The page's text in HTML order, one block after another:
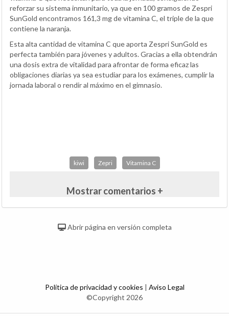
reforzar su sistema inmunitario, ya que en 100 gramos de Zespri
SunGold encontramos 161,3 mg de vitamina C, el triple de la que
contiene la naranja.
Esta alta cantidad de vitamina C que aporta Zespri SunGold es
perfecta también para jóvenes y adultos. Gracias a ella obtendrán
una dosis extra de vitalidad para afrontar de forma eficaz las
obligaciones diarias ya sea estudiar para los exámenes, cumplir la
jornada laboral o rendir al máximo en el gimnasio.
kiwi Zepri Vitamina C
Mostrar comentarios +
Abrir página en versión completa
Política de privacidad y cookies | Aviso Legal
©Copyright 2026